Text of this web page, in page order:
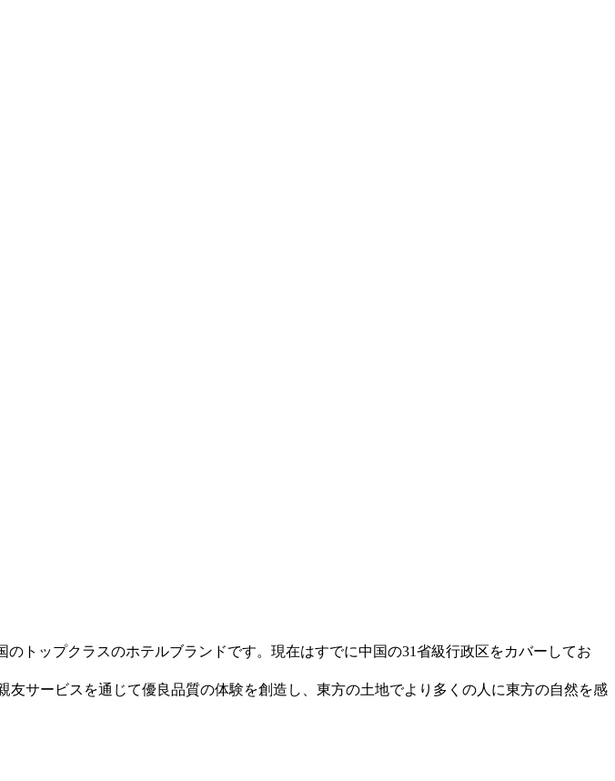
のトップクラスのホテルブランドです。現在はすでに中国の31省級行政区をカバーしてお
サービスを通じて優良品質の体験を創造し、東方の土地でより多くの人に東方の自然を感